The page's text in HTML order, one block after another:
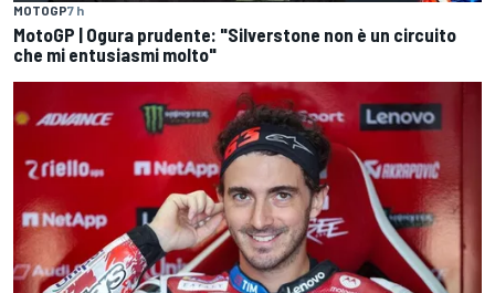
MOTOGP7 h
MotoGP | Ogura prudente: "Silverstone non è un circuito
che mi entusiasmi molto"